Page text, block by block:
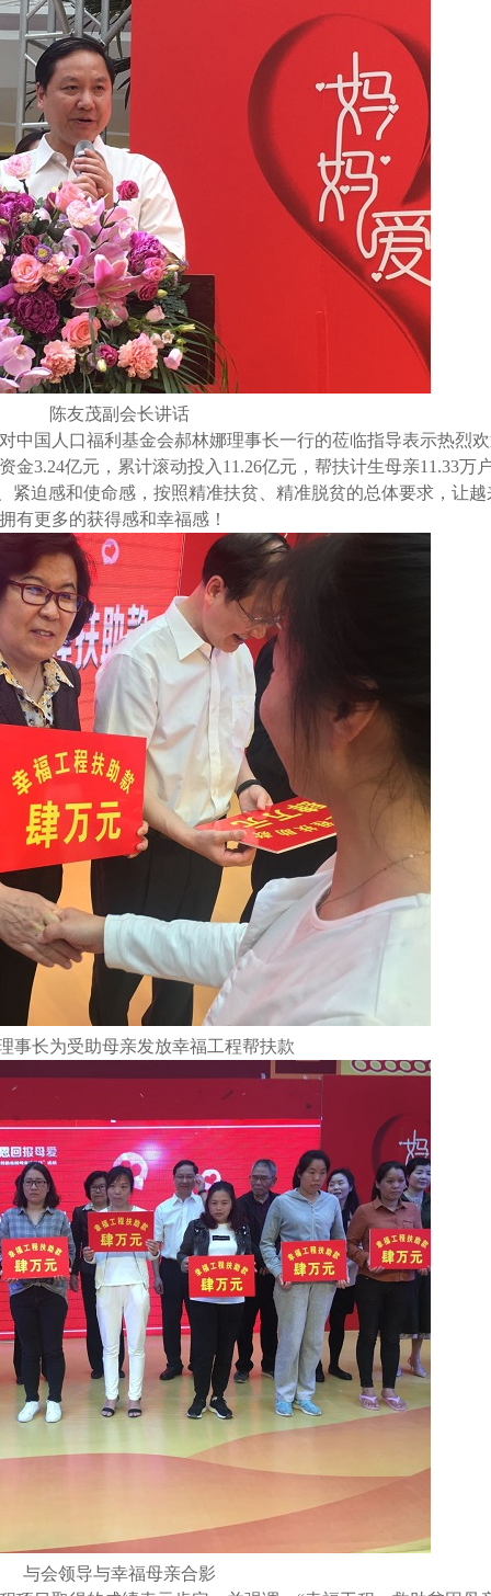
陈友茂副会长讲话
中国人口福利基金会郝林娜理事长一行的莅临指导表示热烈
金3.24亿元，累计滚动投入 11.26亿元，帮扶计生母亲11.33万
紧迫感和使命感，按照精准扶贫、精准脱贫的总体要求，让越
有更多的获得感和幸福感！
事长为受助母亲发放幸福工程帮扶款
与会领导与幸福母亲合影